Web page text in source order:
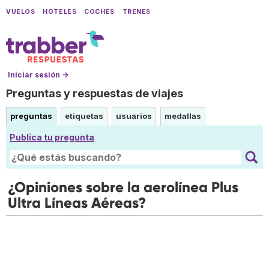
VUELOS HOTELES COCHES TRENES
Iniciar sesión →
Preguntas y respuestas de viajes
preguntas etiquetas usuarios medallas
Publica tu pregunta
¿Opiniones sobre la aerolínea Plus
Ultra Líneas Aéreas?